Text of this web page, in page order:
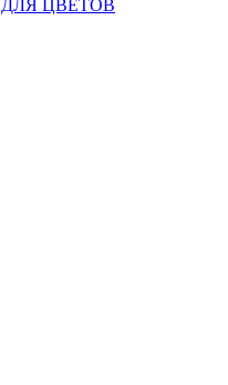
ЦВЕТОВ